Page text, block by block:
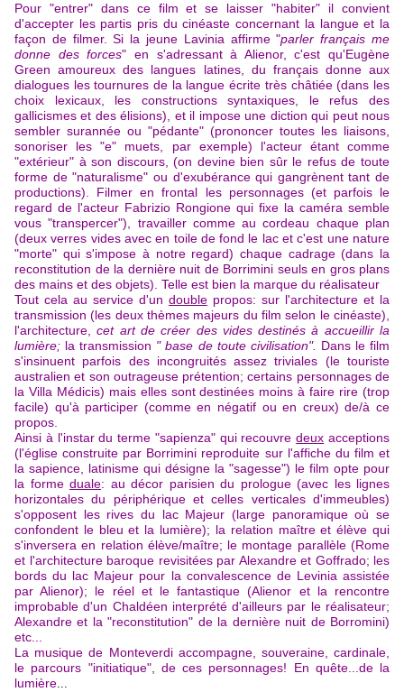
Pour "entrer" dans ce film et se laisser "habiter" il convient
d'accepter les partis pris du cinéaste concernant la langue et la
façon de filmer. Si la jeune Lavinia affirme "parler français me
donne des forces" en s'adressant à Alienor, c'est qu'Eugène
Green amoureux des langues latines, du français donne aux
dialogues les tournures de la langue écrite très châtiée (dans les
choix lexicaux, les constructions syntaxiques, le refus des
gallicismes et des élisions), et il impose une diction qui peut nous
sembler surannée ou "pédante" (prononcer toutes les liaisons,
sonoriser les "e" muets, par exemple) l'acteur étant comme
"extérieur" à son discours, (on devine bien sûr le refus de toute
forme de "naturalisme" ou d'exubérance qui gangrènent tant de
productions). Filmer en frontal les personnages (et parfois le
regard de l'acteur Fabrizio Rongione qui fixe la caméra semble
vous "transpercer"), travailler comme au cordeau chaque plan
(deux verres vides avec en toile de fond le lac et c'est une nature
"morte" qui s'impose à notre regard) chaque cadrage (dans la
reconstitution de la dernière nuit de Borrimini seuls en gros plans
des mains et des objets). Telle est bien la marque du réalisateur
Tout cela au service d'un double propos: sur l'architecture et la
transmission (les deux thèmes majeurs du film selon le cinéaste),
l'architecture,cet art de créer des vides destinés à accueillir la
lumière; la transmission " base de toute civilisation". Dans le film
s'insinuent parfois des incongruités assez triviales (le touriste
australien et son outrageuse prétention; certains personnages de
la Villa Médicis) mais elles sont destinées moins à faire rire (trop
facile) qu'à participer (comme en négatif ou en creux) de/à ce
propos.
Ainsi à l'instar du terme "sapienza" qui recouvredeux acceptions
(l'église construite par Borrimini reproduite sur l'affiche du film et
la sapience, latinisme qui désigne la "sagesse") le film opte pour
la forme duale: au décor parisien du prologue (avec les lignes
horizontales du périphérique et celles verticales d'immeubles)
s'opposent les rives du lac Majeur (large panoramique où se
confondent le bleu et la lumière); la relation maître et élève qui
s'inversera en relation élève/maître; le montage parallèle (Rome
et l'architecture baroque revisitées par Alexandre et Goffrado; les
bords du lac Majeur pour la convalescence de Levinia assistée
par Alienor); le réel et le fantastique (Alienor et la rencontre
improbable d'un Chaldéen interprété d'ailleurs par le réalisateur;
Alexandre et la "reconstitution" de la dernière nuit de Borromini)
etc...
La musique de Monteverdi accompagne, souveraine, cardinale,
le parcours "initiatique", de ces personnages! En quête...de la
lumière...